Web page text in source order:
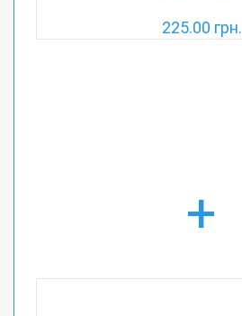
225.00 грн.
+